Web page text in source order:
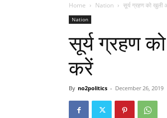
Home Nation सूर्य ग्रहण को
Nation
सूर्य ग्रहण
करें
By no2politics - December 26, 2019